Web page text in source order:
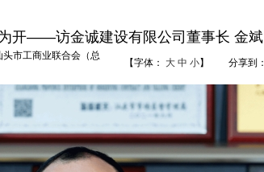
开——访金诚建设有限公司董事长 金斌
头市工商业联合会（总
【字体： 大 中 小】 分享到：